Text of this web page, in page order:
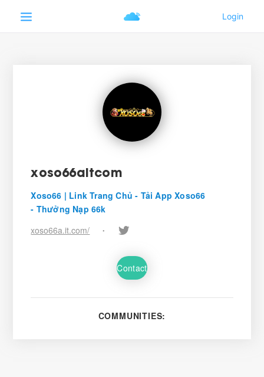
xoso66aitcom
Xoso66 | Link Trang Chủ - Tải App Xoso66
- Thưởng Nạp 66k
xoso66a.it.com/
•
Contact
COMMUNITIES: